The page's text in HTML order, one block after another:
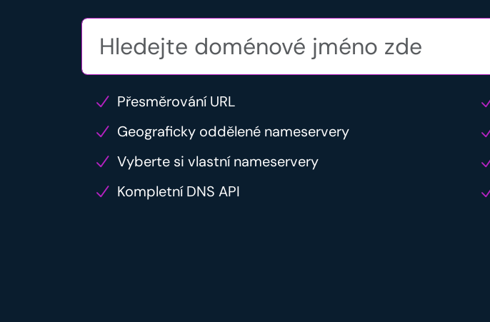
Přesměrování URL
Geograficky oddělené nameservery
Vyberte si vlastní nameservery
Kompletní DNS API